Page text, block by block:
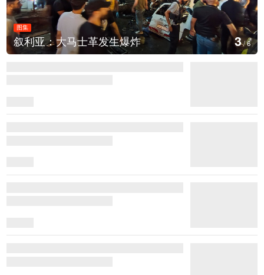
图集
叙利亚：大马士革发生爆炸 3/6